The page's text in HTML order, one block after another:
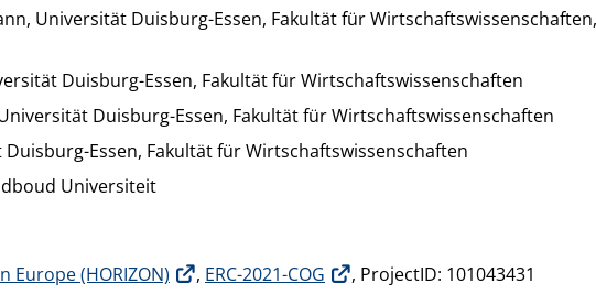
Universität Duisburg-Essen, Fakultät für Wirtschaftswissenschaften,
Duisburg-Essen, Fakultät für Wirtschaftswissenschaften
Duisburg-Essen, Fakultät für Wirtschaftswissenschaften
Duisburg-Essen, Fakultät für Wirtschaftswissenschaften
Universiteit
Europe (HORIZON) , ERC-2021-COG
, ProjectID: 101043431